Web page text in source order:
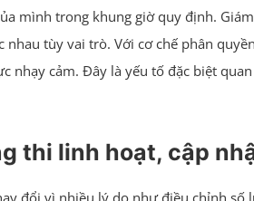
mình trong khung giờ quy định.
tùy vai trò. Với cơ chế phân
nhạy cảm. Đây là yếu tố đặc biệt
thi linh hoạt, cập